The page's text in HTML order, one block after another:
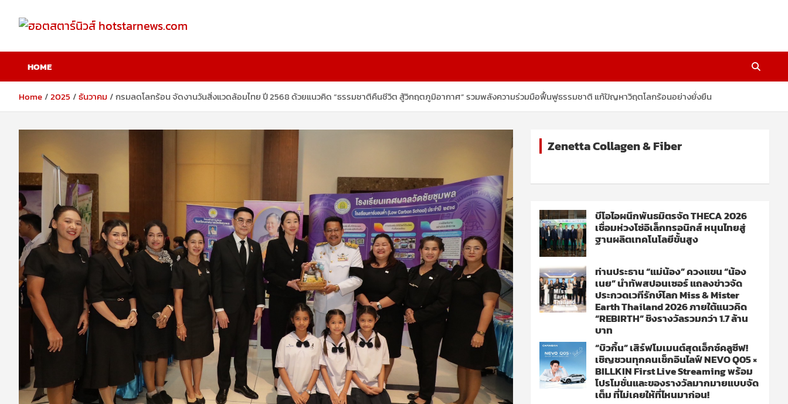
content
ฮอตสตาร์นิวส์
hotstarnews.com
HOME
Home 2025 ธันวาคม กรมลดโลกร้อน จัดงานวันสิ่งแวดล้อมไทย ปี 2568 ด้วยแนวคิด “ธรรมชาติคืนชีวิต สู้วิกฤตภูมิอากาศ” รวมพลังความร่วมมือฟื้นฟูธรรมชาติ แก้ปัญหาวิฤตโลกร้อนอย่างยั่งยืน
Zenetta Collagen & Fiber
บีโอไอผนึกพันธมิตรจัด THECA 2026
เชื่อมห่วงโซ่อิเล็กทรอนิกส์ หนุนไทยสู่
ฐานผลิตเทคโนโลยีขั้นสูง
ท่านประธาน “แม่น้อง” ควงแขน “น้อง
เนย” นำทัพสปอนเซอร์ แถลงข่าวจัด
ประกวดเวทีรักษ์โลก Miss & Mister
Earth Thailand 2026 ภายใต้แนวคิด
“REBIRTH” ชิงรางวัลรวมกว่า 1.7 ล้าน
บาท
“บิวกิ้น” เสิร์ฟโมเมนต์สุดเอ็กซ์คลูซีฟ!
เชิญชวนทุกคนเช็กอินไลฟ์ NEVO Q05 ×
BILLKIN First Live Streaming พร้อม
โปรโมชั่นและของรางวัลมากมายแบบจัด
เต็ม ที่ไม่เคยให้ที่ไหนมาก่อน!